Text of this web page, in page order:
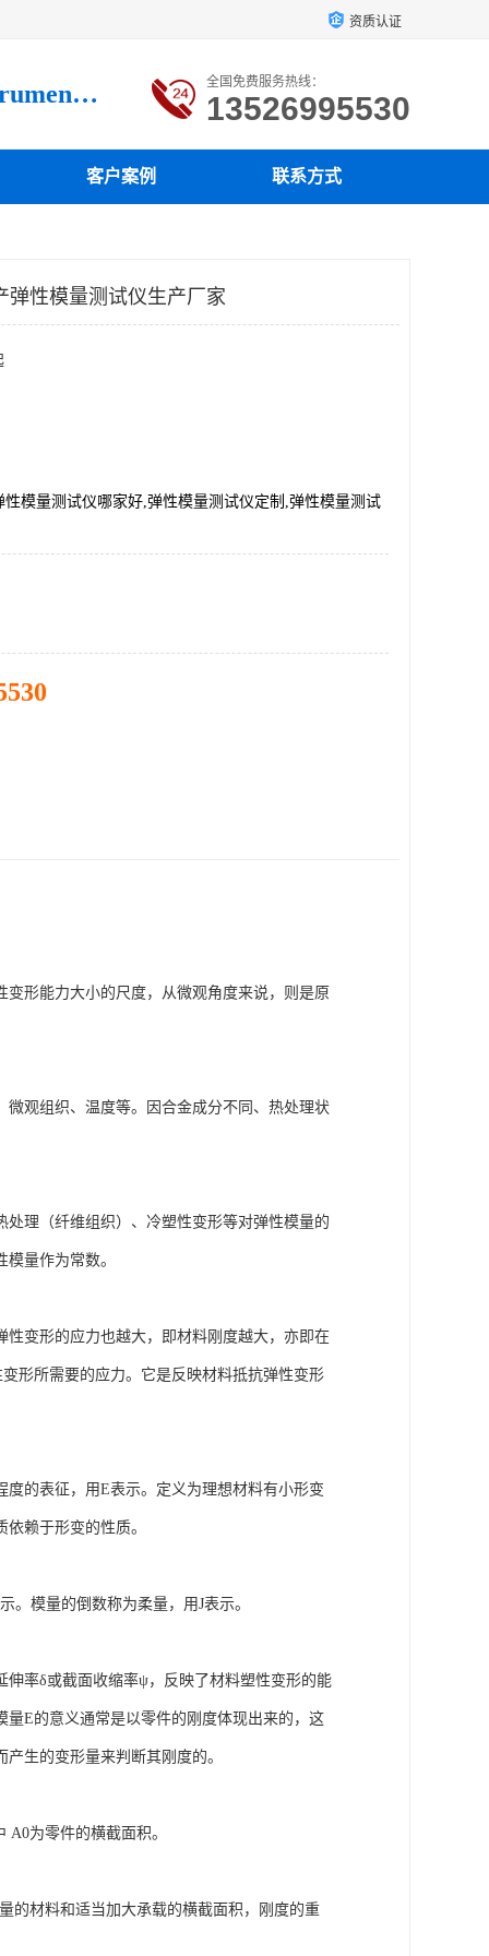
资质认证
Luoyang loysonic Testing instrument co., LTD 全国免费服务热线：
13526995530
客户案例 联系方式
弹性模量测试仪生产厂家
性模量测试仪哪家好,弹性模量测试仪定制,弹性模量测试
形能力大小的尺度，从微观角度来说，则是原
观组织、温度等。因合金成分不同、热处理状
理（纤维组织）、冷塑性变形等对弹性模量的
量作为常数。
变形的应力也越大，即材料刚度越大，亦即在
形所需要的应力。它是反映材料抵抗弹性变形
的表征，用E表示。定义为理想材料有小形变
赖于形变的性质。
模量的倒数称为柔量，用J表示。
率δ或截面收缩率ψ，反映了材料塑性变形的能
E的意义通常是以零件的刚度体现出来的，这
生的变形量来判断其刚度的。
为零件的横截面积。
的材料和适当加大承载的横截面积，刚度的重